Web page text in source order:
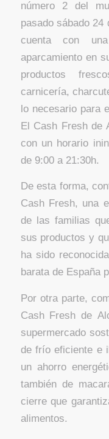
número 2 del
pasado sábado
cuenta con
aparcamiento en
productos
carnicería,
lo necesario para
El Cash Fresh de
con un horario
de 9:00 a 21:30h.
De esta forma,
Cash Fresh, una
de las familias
sus productos y
ha sido
barata de España
Por otra parte,
Cash Fresh de
supermercado
de frío eficiente e
un ahorro
también de
cierre que
alimentos.